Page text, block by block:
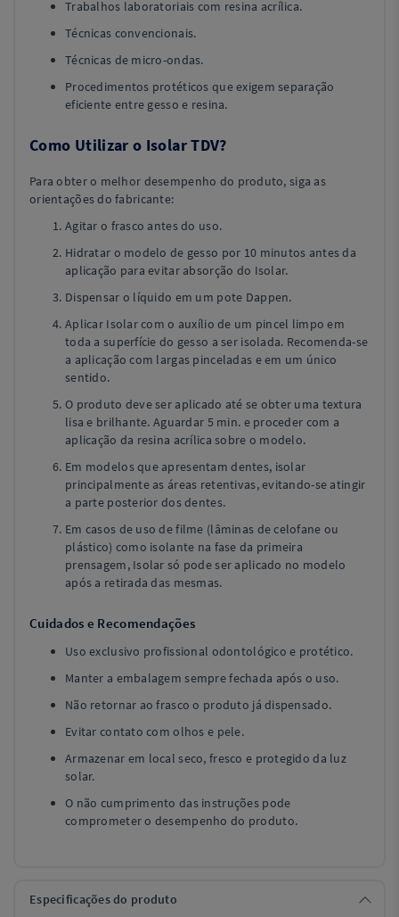
Trabalhos laboratoriais com resina acrílica.
Técnicas convencionais.
Técnicas de micro-ondas.
Procedimentos protéticos que exigem separação
eficiente entre gesso e resina.
Como Utilizar o Isolar TDV?
Para obter o melhor desempenho do produto, siga as
orientações do fabricante:
Agitar o frasco antes do uso.
Hidratar o modelo de gesso por 10 minutos antes da
aplicação para evitar absorção do Isolar.
Dispensar o líquido em um pote Dappen.
Aplicar Isolar com o auxílio de um pincel limpo em
toda a superfície do gesso a ser isolada. Recomenda-se
a aplicação com largas pinceladas e em um único
sentido.
O produto deve ser aplicado até se obter uma textura
lisa e brilhante. Aguardar 5 min. e proceder com a
aplicação da resina acrílica sobre o modelo.
Em modelos que apresentam dentes, isolar
principalmente as áreas retentivas, evitando-se atingir
a parte posterior dos dentes.
Em casos de uso de filme (lâminas de celofane ou
plástico) como isolante na fase da primeira
prensagem, Isolar só pode ser aplicado no modelo
após a retirada das mesmas.
Cuidados e Recomendações
Uso exclusivo profissional odontológico e protético.
Manter a embalagem sempre fechada após o uso.
Não retornar ao frasco o produto já dispensado.
Evitar contato com olhos e pele.
Armazenar em local seco, fresco e protegido da luz
solar.
O não cumprimento das instruções pode
comprometer o desempenho do produto.
Especificações do produto